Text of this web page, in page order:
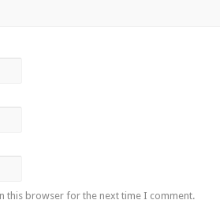
this browser for the next time I comment.